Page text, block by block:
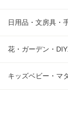
日用品・文房具・
花・ガーデン・
キッズベビー・マ